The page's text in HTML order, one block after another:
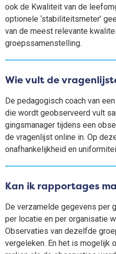
ook de Kwaliteit van de
optionele ‘stabiliteitsmeter’
van de meest relevante
groepssamenstelling.
Wie vult de
De pedagogisch coach van
die wordt geobserveerd vult
gingsmanager tijdens een
de vragenlijst online in. Op
onafhankelijkheid en
Kan ik rapportages
De verzamelde gegevens per
per locatie en per organisatie
Observaties van dezelfde
vergeleken. En het is mogelijk